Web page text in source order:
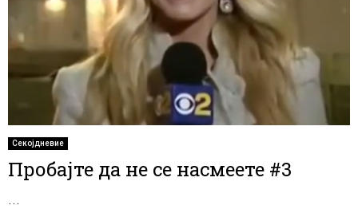
Секојдневие
Пробајте да не се насмеете #3
...